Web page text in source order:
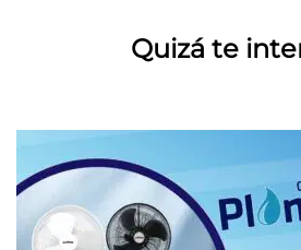
Quizá te